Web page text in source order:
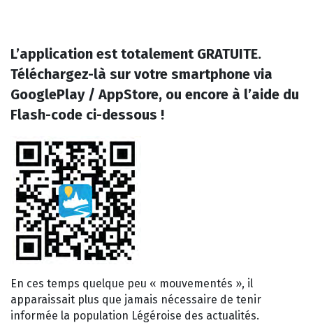
L’application est totalement GRATUITE.
Téléchargez-là sur votre smartphone via
GooglePlay / AppStore, ou encore à l’aide du
Flash-code ci-dessous !
En ces temps quelque peu « mouvementés », il
apparaissait plus que jamais nécessaire de tenir
informée la population Légéroise des actualités.